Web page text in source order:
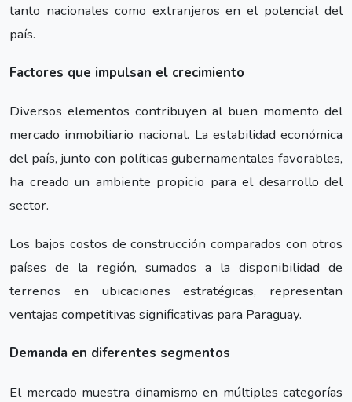
tanto nacionales como extranjeros en el potencial del
país.
Factores que impulsan el crecimiento
Diversos elementos contribuyen al buen momento del
mercado inmobiliario nacional. La estabilidad económica
del país, junto con políticas gubernamentales favorables,
ha creado un ambiente propicio para el desarrollo del
sector.
Los bajos costos de construcción comparados con otros
países de la región, sumados a la disponibilidad de
terrenos en ubicaciones estratégicas, representan
ventajas competitivas significativas para Paraguay.
Demanda en diferentes segmentos
El mercado muestra dinamismo en múltiples categorías